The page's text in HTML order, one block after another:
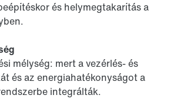
és helymegtakarítás a
mélység: mert a vezérlés- és
és az energiahatékonyságot a
integrálták.